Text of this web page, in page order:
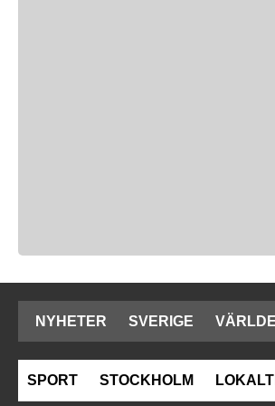
NYHETER SVERIGE
SPORT STOCKHOLM